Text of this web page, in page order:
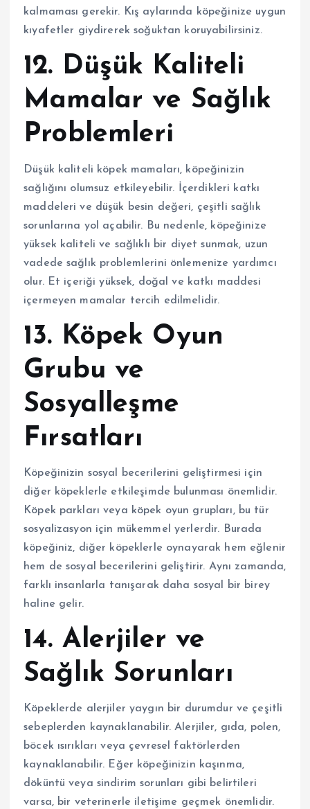
kalmaması gerekir. Kış aylarında köpeğinize uygun
kıyafetler giydirerek soğuktan koruyabilirsiniz.
12. Düşük Kaliteli
Mamalar ve Sağlık
Problemleri
Düşük kaliteli köpek mamaları, köpeğinizin
sağlığını olumsuz etkileyebilir. İçerdikleri katkı
maddeleri ve düşük besin değeri, çeşitli sağlık
sorunlarına yol açabilir. Bu nedenle, köpeğinize
yüksek kaliteli ve sağlıklı bir diyet sunmak, uzun
vadede sağlık problemlerini önlemenize yardımcı
olur. Et içeriği yüksek, doğal ve katkı maddesi
içermeyen mamalar tercih edilmelidir.
13. Köpek Oyun
Grubu ve
Sosyalleşme
Fırsatları
Köpeğinizin sosyal becerilerini geliştirmesi için
diğer köpeklerle etkileşimde bulunması önemlidir.
Köpek parkları veya köpek oyun grupları, bu tür
sosyalizasyon için mükemmel yerlerdir. Burada
köpeğiniz, diğer köpeklerle oynayarak hem eğlenir
hem de sosyal becerilerini geliştirir. Aynı zamanda,
farklı insanlarla tanışarak daha sosyal bir birey
haline gelir.
14. Alerjiler ve
Sağlık Sorunları
Köpeklerde alerjiler yaygın bir durumdur ve çeşitli
sebeplerden kaynaklanabilir. Alerjiler, gıda, polen,
böcek ısırıkları veya çevresel faktörlerden
kaynaklanabilir. Eğer köpeğinizin kaşınma,
döküntü veya sindirim sorunları gibi belirtileri
varsa, bir veterinerle iletişime geçmek önemlidir.